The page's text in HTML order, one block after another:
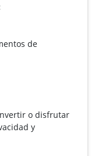
de
o disfrutar
y